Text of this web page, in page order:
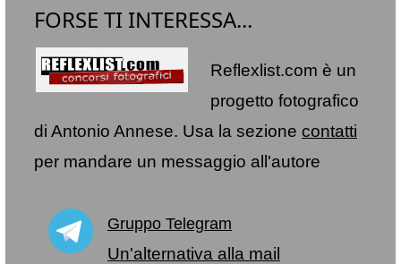
FORSE TI INTERESSA...
Reflexlist.com è un
progetto fotografico
di Antonio Annese. Usa la sezione contatti
per mandare un messaggio all'autore
Gruppo Telegram
Un'alternativa alla mail